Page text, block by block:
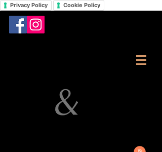
Privacy Policy Cookie Policy